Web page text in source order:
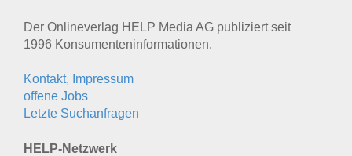
Der Onlineverlag HELP Media AG publiziert seit
1996 Konsumenten­informationen.
Kontakt, Impressum
offene Jobs
Letzte Suchanfragen
HELP-Netzwerk